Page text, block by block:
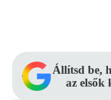
Állítsd be,
az elsők